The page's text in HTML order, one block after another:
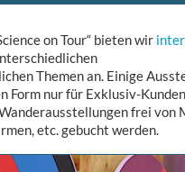
on Tour“ bieten wir
Themen an. Einige
Form nur für Exklusiv-
frei von
etc. gebucht werden.